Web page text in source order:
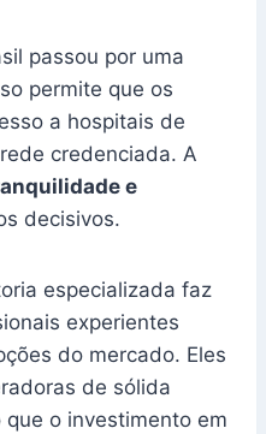
passou por uma
permite que os
a hospitais de
credenciada. A
e
decisivos.
especializada faz
experientes
do mercado. Eles
de sólida
o investimento em